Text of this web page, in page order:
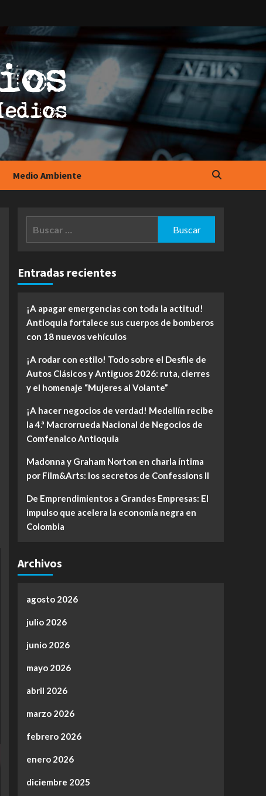
Medio Ambiente
Entradas recientes
¡A apagar emergencias con toda la actitud!
Antioquia fortalece sus cuerpos de bomberos
con 18 nuevos vehículos
¡A rodar con estilo! Todo sobre el Desfile de
Autos Clásicos y Antiguos 2026: ruta, cierres
y el homenaje “Mujeres al Volante”
¡A hacer negocios de verdad! Medellín recibe
la 4.ª Macrorrueda Nacional de Negocios de
Comfenalco Antioquia
Madonna y Graham Norton en charla íntima
por Film&Arts: los secretos de Confessions II
De Emprendimientos a Grandes Empresas: El
impulso que acelera la economía negra en
Colombia
Archivos
agosto 2026
julio 2026
junio 2026
mayo 2026
abril 2026
marzo 2026
febrero 2026
enero 2026
diciembre 2025